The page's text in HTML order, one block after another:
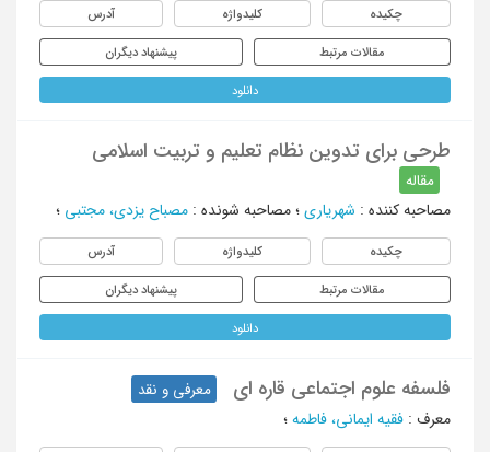
چکیده کلیدواژه آدرس
مقالات مرتبط پیشنهاد دیگران
دانلود
طرحی برای تدوین نظام تعلیم و تربیت اسلامی
مقاله
مصاحبه کننده : شهریاری ؛ مصاحبه شونده : مصباح یزدی، مجتبی ؛
چکیده کلیدواژه آدرس
مقالات مرتبط پیشنهاد دیگران
دانلود
فلسفه علوم اجتماعی قاره ای
معرفی و نقد
معرف : فقیه ایمانی، فاطمه ؛